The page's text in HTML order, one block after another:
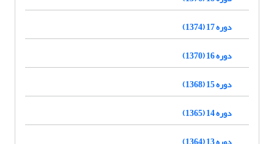
دوره 17 (1374)
دوره 16 (1370)
دوره 15 (1368)
دوره 14 (1365)